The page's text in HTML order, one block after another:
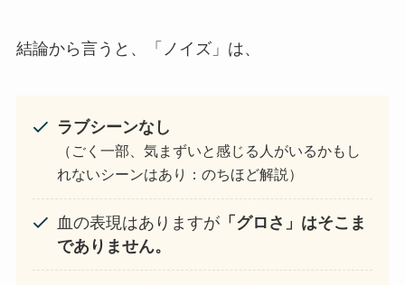
結論から言うと、「ノイズ」は、
ラブシーンなし
（ごく一部、気まずいと感じる人がいるかもし
れないシーンはあり：のちほど解説）
血の表現はありますが「グロさ」はそこま
でありません。